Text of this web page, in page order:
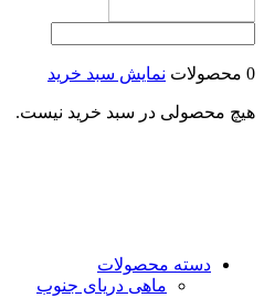
0 محصولات نمایش سبد خرید
هیچ محصولی در سبد خرید نیست.
دسته محصولات
ماهی دریای جنوب